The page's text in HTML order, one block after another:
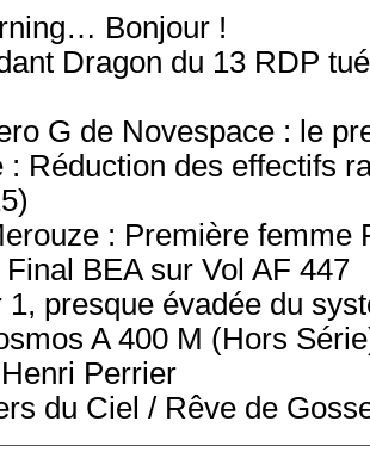
Bonjour !
Dragon du 13 RDP
G de Novespace : le
: Réduction des effectifs
: Première femme
BEA sur Vol AF 447
1, presque évadée du
A 400 M (Hors
Perrier
du Ciel / Rêve de